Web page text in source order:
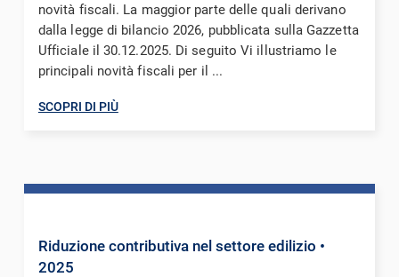
novità fiscali. La maggior parte delle quali derivano
dalla legge di bilancio 2026, pubblicata sulla Gazzetta
Ufficiale il 30.12.2025. Di seguito Vi illustriamo le
principali novità fiscali per il ...
SCOPRI DI PIÙ
Riduzione contributiva nel settore edilizio •
2025